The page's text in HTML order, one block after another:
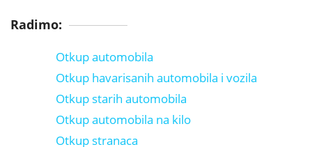
Radimo:
Otkup automobila
Otkup havarisanih automobila i vozila
Otkup starih automobila
Otkup automobila na kilo
Otkup stranaca